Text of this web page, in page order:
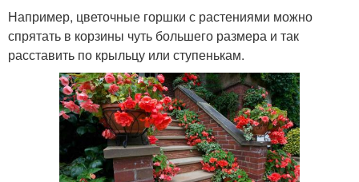
Например, цветочные горшки с растениями можно
спрятать в корзины чуть большего размера и так
расставить по крыльцу или ступенькам.